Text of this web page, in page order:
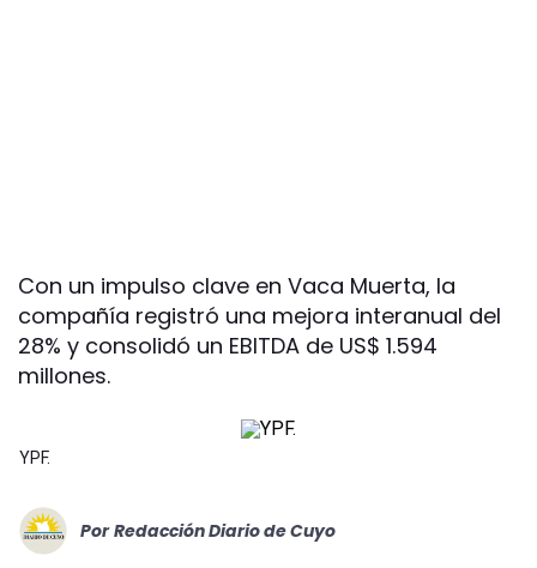
Con un impulso clave en Vaca Muerta, la
compañía registró una mejora interanual del
28% y consolidó un EBITDA de US$ 1.594
millones.
YPF.
Por Redacción Diario de Cuyo